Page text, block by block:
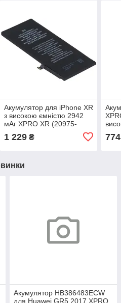
Акумулятор для iPhone XR
з високою ємністю 2942
мАг XPRO XR (20975-
1 229₴ 774
Акумулятор HB386483ECW
для Huawei GR5 2017 XPRO